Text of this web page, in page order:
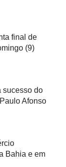
final de
(9)
sucesso do
Afonso
Bahia e em